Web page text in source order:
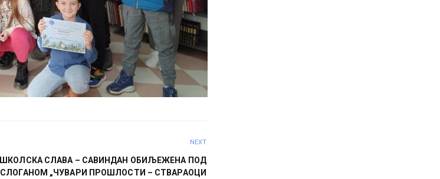
NEXT
ШКОЛСКА СЛАВА – САВИНДАН ОБИЉЕЖЕНА ПОД
СЛОГАНОМ „ЧУВАРИ ПРОШЛОСТИ – СТВАРАОЦИ